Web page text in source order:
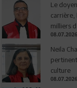
Le
carrière,
milliers
08.07.2026
Neila
culture
08.07.2026